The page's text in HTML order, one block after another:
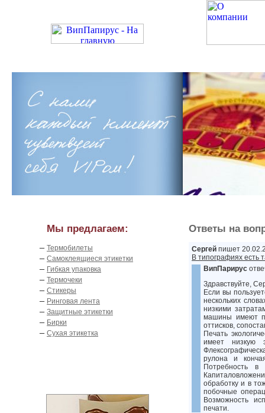
Мы предлагаем:
– Термобилеты
– Самоклеящиеся этикетки
– Гибкая упаковка
– Термочеки
– Стикеры
– Ринговая лента
– Защитные этикетки
– Бирки
– Сухая этикетка
Ответы на
Сергей пишет
В типографиях есть
ВипПарирус
Здравствуйте,
Если вы
нескольких
низкими
машины имеют
оттисков,
Печать
имеет низкую
рулона и
Потребность
обработку и в
побочные
Возможность
печати.